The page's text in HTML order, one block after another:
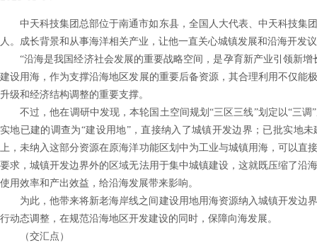
中天科技集团总部位于南通市如东县，全国人大代表、中天科技集
人。成长背景和从事海洋相关产业，让他一直关心城镇发展和沿海开发
“沿海是我国经济社会发展的重要战略空间，是孕育新产业引领新
建设用海，作为支撑沿海地区发展的重要后备资源，其合理利用不仅能
升级和经济结构调整的重要支撑。
不过，他在调研中发现，本轮国土空间规划“三区三线”划定以“三
实地已建的调查为“建设用地”，直接纳入了城镇开发边界；已批实地
上，未纳入这部分资源在原海洋功能区划中为工业与城镇用海，可以直
要求，城镇开发边界外的区域无法用于集中城镇建设，这就既压缩了沿
使用效率和产出效益，给沿海发展带来影响。
为此，他带来将新老海岸线之间建设用地用海资源纳入城镇开发边
行动态调整，在规范沿海地区开发建设的同时，保障向海发展。
（交汇点）